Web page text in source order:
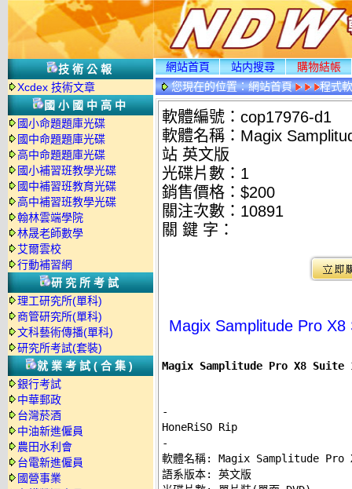
技術公報
Xcdex 技術文章
國小國中高中
國小命題題庫光碟
國中命題題庫光碟
高中命題題庫光碟
國小補習班教學光碟
國中補習班教育光碟
高中補習班教學光碟
翰林雲端學院
林晟老師數學
艾爾雲校
行動補習網
研究所考試
理工研究所(單科)
商管研究所(單科)
文科藝術傳播(單科)
研究所考試(套裝)
就業考試(合集)
銀行考試
中華郵政
台灣菸酒
中油新進僱員
農田水利會
台電新進僱員
國營事業
網站首頁 站内搜尋
購物結帳
您現在的位置：網站首頁 程式
軟體編號：cop17976-d1
軟體名稱：Magix
站 英文版
光碟片數：1
銷售價格：$200
關注次數： 10891
關 鍵 字：
Magix Samplitude Pro
Magix Samplitude Pro X8 Suite
-
-
軟體名稱: Magix Samplitude
語系版本: 英文版